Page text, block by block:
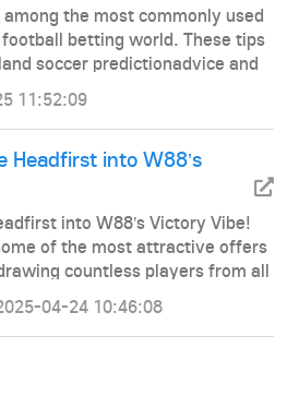
the most commonly used
betting world. These tips
soccer predictionadvice and
by experienced experts in
depth pre-match analysis,
11:52:09
Headfirst into W88’s
into W88’s Victory Vibe!
of the most attractive offers
countless players from all
provide numerous
existing members, allowing
04-24 10:46:08